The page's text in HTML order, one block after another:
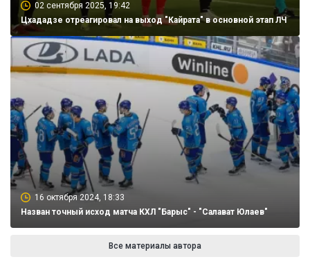
02 сентября 2025, 19:42
Цхададзе отреагировал на выход "Кайрата" в основной этап ЛЧ
16 октября 2024, 18:33
Назван точный исход матча КХЛ "Барыс" - "Салават Юлаев"
Все материалы автора